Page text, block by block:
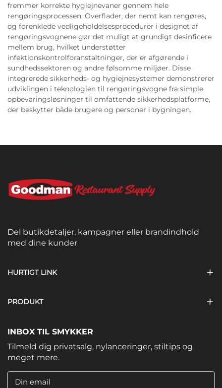
fremmer korrekte hygiejnevaner gennem hele
rengøringsprocessen. Overflader, der nemt kan rengøres,
og forenklede vedligeholdelsesprocedurer i designet af
rengøringsvognene gør det muligt at grundigt desinficere
mellem brug, hvilket understøtter
infektionskontrolforanstaltninger, der er afgørende i
sundhedssektoren og andre følsomme miljøer. Disse
integrerede sikkerheds- og hygiejnesystemer demonstrerer
udviklingen i teknologien til rengøringsvogne fra simple
opbevaringsløsninger til omfattende sikkerhedsplatforme,
der beskytter både brugere og personer i bygningen.
Del butikdetaljer, kampagner eller brandindhold
med dine kunder
HURTIGT LINK
PRODUKT
INBOX TIL SMYKKER
Tilmeld dig privatsalg, nylanceringer, stiltips og
meget mere.
Din email